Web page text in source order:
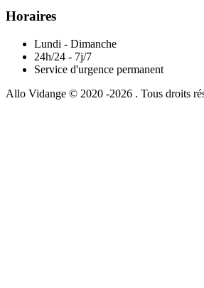
Horaires
Lundi - Dimanche
24h/24 - 7j/7
Service d'urgence permanent
Allo Vidange © 2020 -2026 . Tous droits